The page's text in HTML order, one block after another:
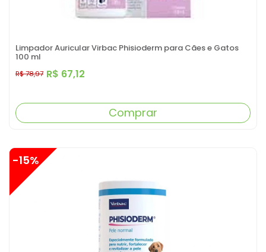
Limpador Auricular Virbac Phisioderm para Cães e Gatos
100 ml
R$ 67,12
R$ 78,97
Comprar
-15%